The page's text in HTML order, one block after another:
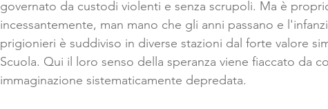
governato da custodi violenti e senza scrupoli. Ma è
incessantemente, man mano che gli anni passano e
prigionieri è suddiviso in diverse stazioni dal forte valore
Scuola. Qui il loro senso della speranza viene fiaccato da
immaginazione sistematicamente depredata.